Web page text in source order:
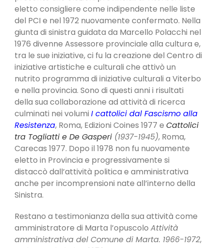
eletto consigliere come indipendente nelle liste
del PCI e nel 1972 nuovamente confermato. Nella
giunta di sinistra guidata da Marcello Polacchi nel
1976 divenne Assessore provinciale alla cultura e,
tra le sue iniziative, ci fu la creazione del Centro di
iniziative artistiche e culturali che attivò un
nutrito programma di iniziative culturali a Viterbo
e nella provincia. Sono di questi anni i risultati
della sua collaborazione ad attività di ricerca
culminati nei volumi I cattolici dal Fascismo alla
Resistenza, Roma, Edizioni Coines 1977 e Cattolici
tra Togliatti e De Gasperi (1937-1945), Roma,
Carecas 1977. Dopo il 1978 non fu nuovamente
eletto in Provincia e progressivamente si
distaccò dall’attività politica e amministrativa
anche per incomprensioni nate all’interno della
Sinistra.
Restano a testimonianza della sua attività come
amministratore di Marta l’opuscolo Attività
amministrativa del Comune di Marta. 1966-1972,